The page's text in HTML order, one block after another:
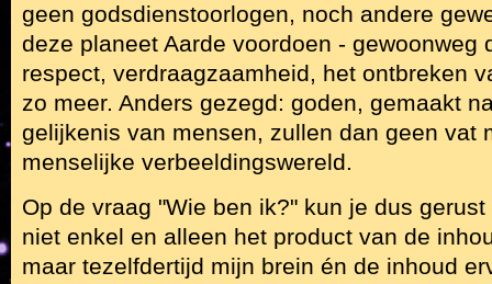
geen godsdienstoorlogen, noch andere
deze planeet Aarde voordoen - gewoonweg
respect, verdraagzaamheid, het ontbreken
zo meer. Anders gezegd: goden, gemaakt
gelijkenis van mensen, zullen dan geen vat
menselijke verbeeldingswereld.
Op de vraag "Wie ben ik?" kun je dus
niet enkel en alleen het product van de
maar tezelfdertijd mijn brein én de inhoud